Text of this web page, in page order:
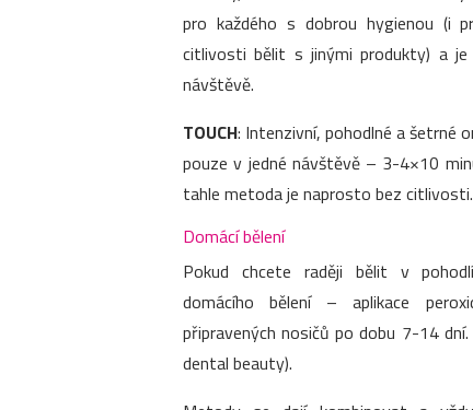
pro každého s dobrou hygienou (i
citlivosti bělit s jinými produkty) a
návštěvě.
TOUCH: Intenzivní, pohodlné a šetrné
pouze v jedné návštěvě – 3-4×10
tahle metoda je naprosto bez citlivosti.
Domácí bělení
Pokud chcete raději bělit v
domácího bělení – aplikace
připravených nosičů po dobu 7-14 dní.
dental beauty).